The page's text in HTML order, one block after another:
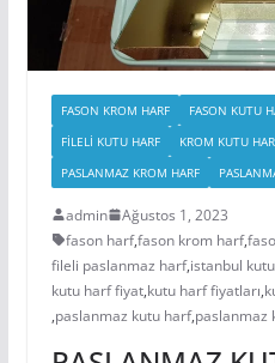
FASON KROM HARF FASON KUTU
FİLELİ KUTU HARF
KROM KUTU
PASLANMAZ KROM HARF
admin
Ağustos 1, 2023
fason harf,fason krom harf,
fileli paslanmaz harf,istanbul
kutu harf fiyat,kutu harf fiyatları,
,paslanmaz kutu harf,paslanmaz